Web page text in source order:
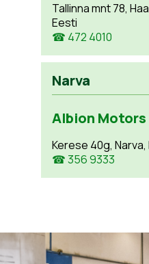
Tallinna mnt 78,
Eesti
☎ 472 4010
Narva
Albion Motors
Kerese 40g, Narva,
☎ 356 9333